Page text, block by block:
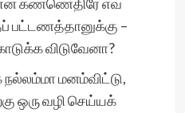
–
விடுவேனா?
மனம்விட்டு,
ஒரு வழி செய்யக்